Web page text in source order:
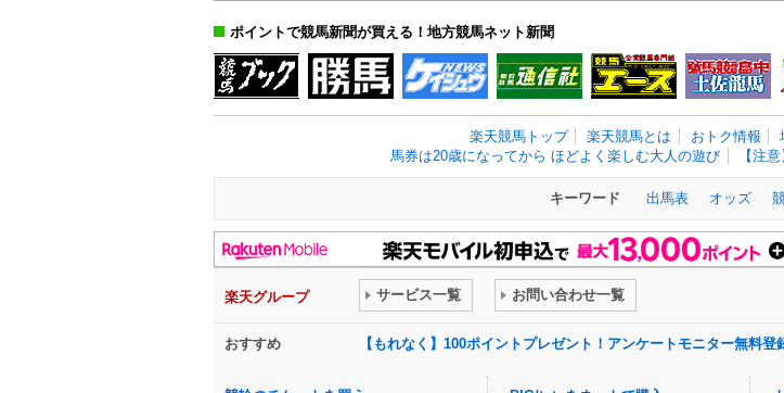
ポイントで競馬新聞が買える！地方競馬ネット新聞
楽天競馬トップ 楽天競馬とは おトク情報
馬券は20歳になってから ほどよく楽しむ大人の遊び
【注
キーワード 出馬表 オッズ
楽天グループ サービス一覧 お問い合わせ一覧
おすすめ 【もれなく】100ポイントプレゼント！アンケートモニター無料